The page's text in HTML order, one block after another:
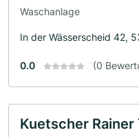
Waschanlage
In der Wässerscheid 42,
0.0 (0
Kuetscher Rainer